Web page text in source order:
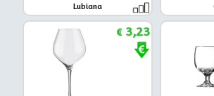
Lubiana
€3,23